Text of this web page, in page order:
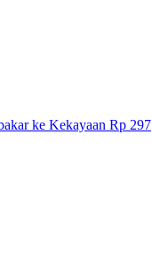
ke Kekayaan Rp 297